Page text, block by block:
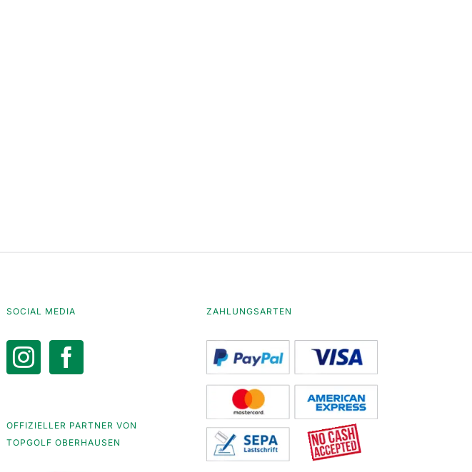
SOCIAL MEDIA
OFFIZIELLER PARTNER VON
TOPGOLF OBERHAUSEN
ZAHLUNGSARTEN